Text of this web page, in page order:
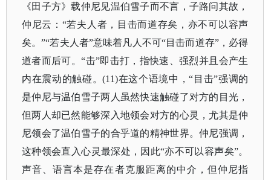
《田子方》载仲尼见温伯雪子而不言，子路问其故，
仲尼云： “若夫人者，目击而道存矣，亦不可以容声
矣。”“若夫人者”意味着凡人不可“目击而道存”，必得
道者而后可。“击”即击打，指快速、强烈并且会产生
内在震动的触碰。(11)在这个语境中，“目击”强调的
是仲尼与温伯雪子两人虽然快速触碰了对方的目光，
但两人却已然能够深入地领会对方的心灵，尤其是仲
尼领会了温伯雪子的合乎道的精神世界。仲尼强调，
这种领会直入心灵最深处，因此“亦不可以容声矣”。
声音、语言本是存在者克服距离的中介，但仲尼指